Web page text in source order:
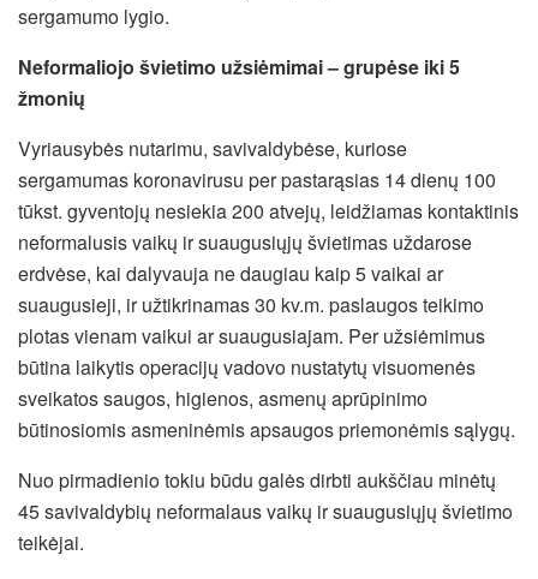
sergamumo lygio.
Neformaliojo švietimo užsiėmimai – grupėse iki 5
žmonių
Vyriausybės nutarimu, savivaldybėse, kuriose
sergamumas koronavirusu per pastarąsias 14 dienų 100
tūkst. gyventojų nesiekia 200 atvejų, leidžiamas kontaktinis
neformalusis vaikų ir suaugusiųjų švietimas uždarose
erdvėse, kai dalyvauja ne daugiau kaip 5 vaikai ar
suaugusieji, ir užtikrinamas 30 kv.m. paslaugos teikimo
plotas vienam vaikui ar suaugusiajam. Per užsiėmimus
būtina laikytis operacijų vadovo nustatytų visuomenės
sveikatos saugos, higienos, asmenų aprūpinimo
būtinosiomis asmeninėmis apsaugos priemonėmis sąlygų.
Nuo pirmadienio tokiu būdu galės dirbti aukščiau minėtų
45 savivaldybių neformalaus vaikų ir suaugusiųjų švietimo
teikėjai.